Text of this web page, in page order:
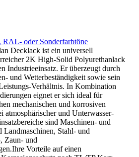
oder Sonderfarbtöne
Decklack ist ein universell
2K High-Solid Polyurethanlack
Industrieeinsatz. Er überzeugt durch
und Wetterbeständigkeit sowie sein
Verhältnis. In Kombination
eignet er sich ideal für
mechanischen und korrosiven
atmosphärischer und Unterwasser-
sind Maschinen- und
Landmaschinen, Stahl- und
Zaun- und
Vorteile auf einen